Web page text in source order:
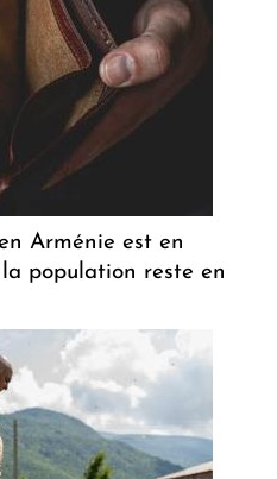
Arménie est en
population reste en